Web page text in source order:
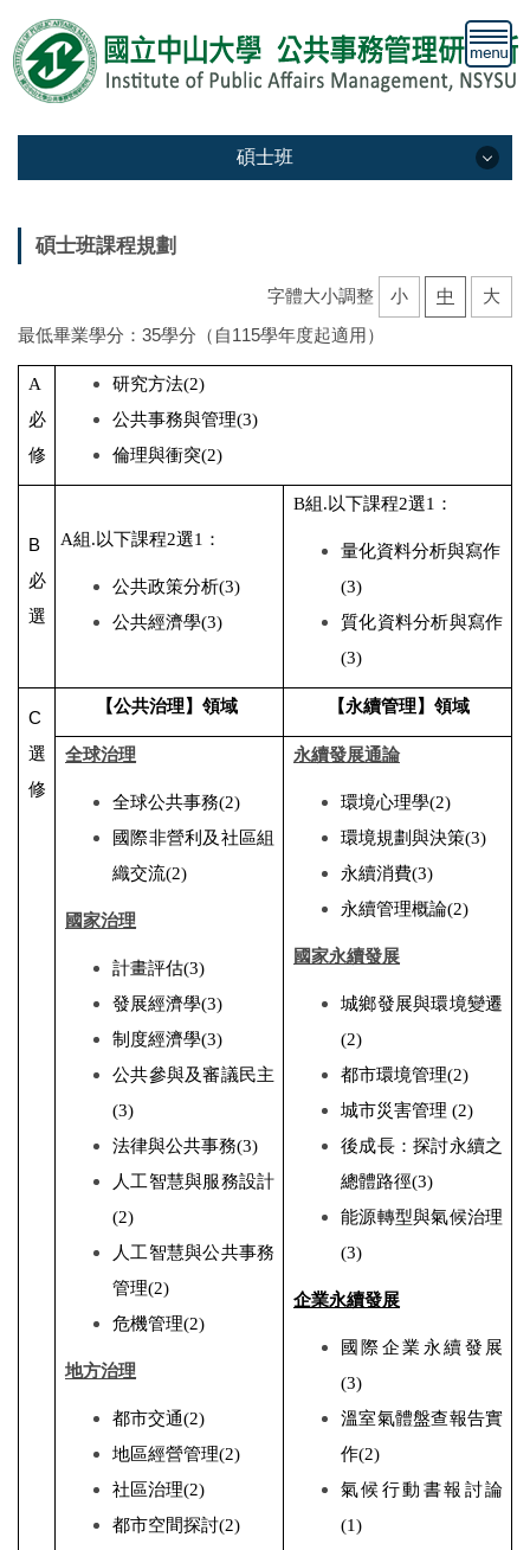
到
主
要
碩士班
碩士班-獎助學金
碩士班-雙主修
碩士班-國際交換
碩士班課程規劃
字體大小調整 小 中
大
最低畢業學分：35學分（自115學年度起適用）
A
必
修
研究方法(2)
公共事務與管理(3)
倫理與衝突(2)
B
必
選
A組.以下課程2選1 ：
公共政策分析(3)
公共經濟學(3)
B組.以下課程2選1 ：
量化資料分析與寫作
(3)
質化資料分析與寫作
(3)
C
選
修
【公共治理】領域 【永續管理】領域
全球治理
全球公共事務(2)
國際非營利及社區組
織交流(2)
國家治理
計畫評估(3)
發展經濟學(3)
制度經濟學(3)
公共參與及審議民主
(3)
法律與公共事務(3)
人工智慧與服務設計
(2)
人工智慧與公共事務
管理(2)
危機管理(2)
地方治理
都市交通(2)
地區經營管理(2)
社區治理(2)
都市空間探討(2)
永續發展通論
環境心理學(2)
環境規劃與決策(3)
永續消費(3)
永續管理概論(2)
國家永續發展
城鄉發展與環境變遷
(2)
都市環境管理(2)
城市災害管理 (2)
後成長：探討永續之
總體路徑(3)
能源轉型與氣候治理
(3)
企業永續發展
國際企業永續發展
(3)
溫室氣體盤查報告實
作(2)
氣候行動書報討論
(1)